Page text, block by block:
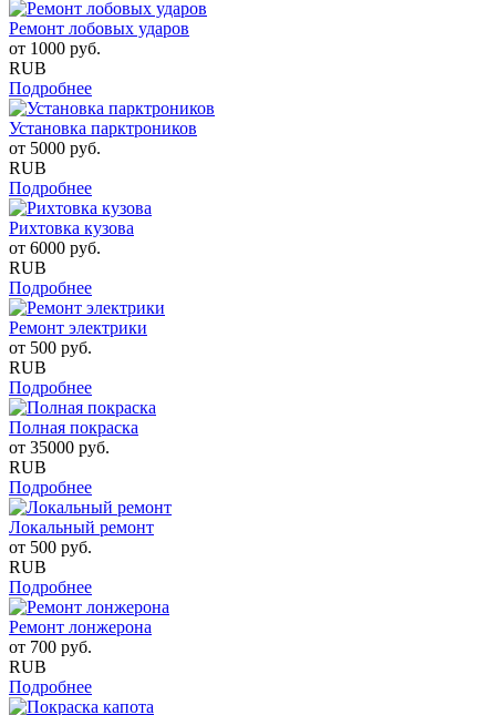
Ремонт лобовых ударов
от 1000 руб.
RUB
Подробнее
Установка парктроников
от 5000 руб.
RUB
Подробнее
Рихтовка кузова
от 6000 руб.
RUB
Подробнее
Ремонт электрики
от 500 руб.
RUB
Подробнее
Полная покраска
от 35000 руб.
RUB
Подробнее
Локальный ремонт
от 500 руб.
RUB
Подробнее
Ремонт лонжерона
от 700 руб.
RUB
Подробнее